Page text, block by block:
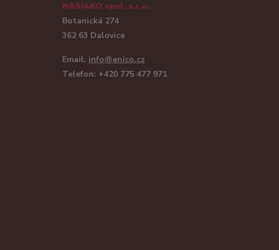
NASIAKO spol. s.r.o.
Botanická 274
362 63 Dalovice
Email: info@enico.cz
Telefon: +420 775 477 971